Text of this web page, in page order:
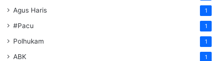
Agus Haris 1
#Pacu 1
Polhukam 1
ABK 1